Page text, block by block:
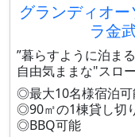
グランディオ
ラ金
”暮らすように泊ま
自由気ままな"スロ
◎最大10名様宿泊
◎90㎡の1棟貸し切
◎BBQ可能